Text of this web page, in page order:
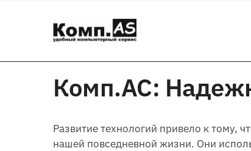
Комп.АС:
Развитие технологий привело к тому,
нашей повседневной жизни. Они